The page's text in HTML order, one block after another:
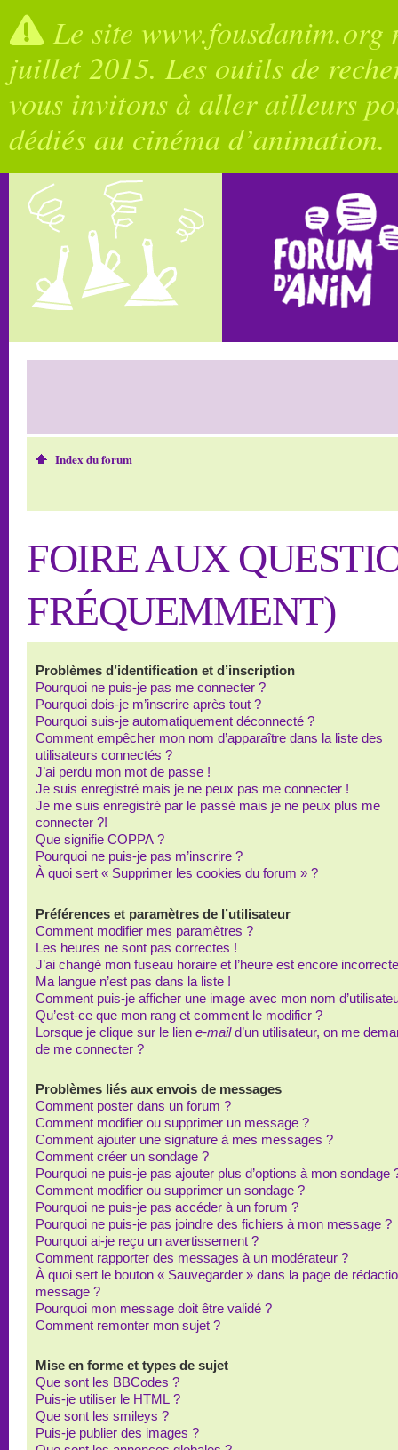
Le site
juillet 2015. Les outils de
vous invitons à allerailleurs
dédiés au cinéma d’animation.
Index du forum
FOIRE AUX
FRÉQUEMMENT)
Problèmes d’identification et d’inscription
Pourquoi ne puis-je pas me connecter ?
Pourquoi dois-je m’inscrire après tout ?
Pourquoi suis-je automatiquement déconnecté ?
Comment empêcher mon nom d’apparaître dans la liste des
utilisateurs connectés ?
J’ai perdu mon mot de passe !
Je suis enregistré mais je ne peux pas me connecter !
Je me suis enregistré par le passé mais je ne peux plus me
connecter ?!
Que signifie COPPA ?
Pourquoi ne puis-je pas m’inscrire ?
À quoi sert « Supprimer les cookies du forum » ?
Préférences et paramètres de l’utilisateur
Comment modifier mes paramètres ?
Les heures ne sont pas correctes !
J’ai changé mon fuseau horaire et l’heure est encore
Ma langue n’est pas dans la liste !
Comment puis-je afficher une image avec mon nom
Qu’est-ce que mon rang et comment le modifier ?
Lorsque je clique sur le lien e-maild’un utilisateur, on me
de me connecter ?
Problèmes liés aux envois de messages
Comment poster dans un forum ?
Comment modifier ou supprimer un message ?
Comment ajouter une signature à mes messages ?
Comment créer un sondage ?
Pourquoi ne puis-je pas ajouter plus d’options à mon sondage
Comment modifier ou supprimer un sondage ?
Pourquoi ne puis-je pas accéder à un forum ?
Pourquoi ne puis-je pas joindre des fichiers à mon message ?
Pourquoi ai-je reçu un avertissement ?
Comment rapporter des messages à un modérateur ?
À quoi sert le bouton « Sauvegarder » dans la page de
message ?
Pourquoi mon message doit être validé ?
Comment remonter mon sujet ?
Mise en forme et types de sujet
Que sont les BBCodes ?
Puis-je utiliser le HTML ?
Que sont les smileys ?
Puis-je publier des images ?